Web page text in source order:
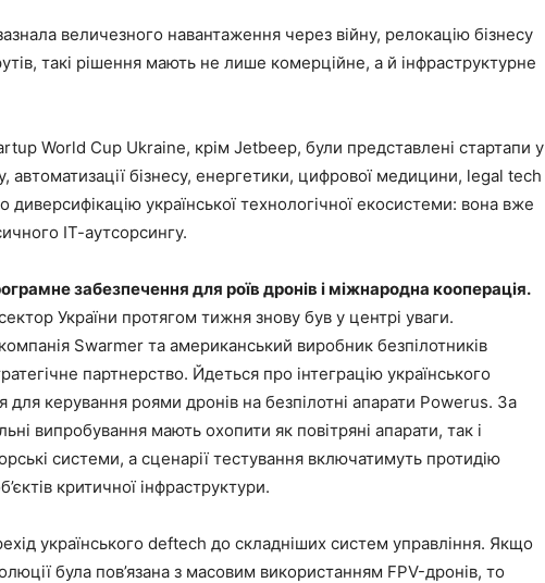
величезного навантаження через війну, релокацію бізнесу
такі рішення мають не лише комерційне, а й інфраструктурне
World Cup Ukraine, крім Jetbeep, були представлені стартапи у
автоматизації бізнесу, енергетики, цифрової медицини, legal tech
диверсифікацію української технологічної екосистеми: вона вже
ІТ-аутсорсингу.
забезпечення для роїв дронів і міжнародна кооперація.
України протягом тижня знову був у центрі уваги.
Swarmer та американський виробник безпілотників
партнерство. Йдеться про інтеграцію українського
для керування роями дронів на безпілотні апарати Powerus. За
випробування мають охопити як повітряні апарати, так і
системи, а сценарії тестування включатимуть протидію
критичної інфраструктури.
українського deftech до складніших систем управління. Якщо
була пов’язана з масовим використанням FPV-дронів, то